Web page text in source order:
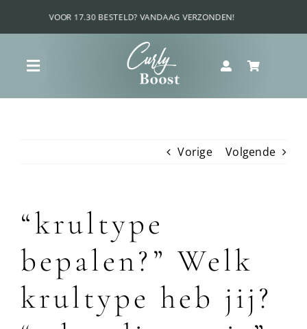
Toggle
Curly Boost Voordeel Bundels
Wat is jouw krultype?
Ultieme krul routine
Vorige Volgende
“krultype
bepalen?” Welk
krultype heb jij?